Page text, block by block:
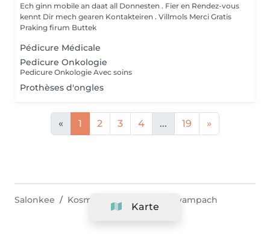
Ech ginn mobile an daat all Donnesten . Fier en Rendez-vous
kennt Dir mech gearen Kontakteiren . Villmols Merci Gratis
Praking firum Buttek
Pédicure Médicale
Pedicure Onkologie
Pedicure Onkologie Avec soins
Prothèses d'ongles
« 1 2 3 4 ... 19 »
Karte
Salonkee Kosmetikstudios Weiswampach